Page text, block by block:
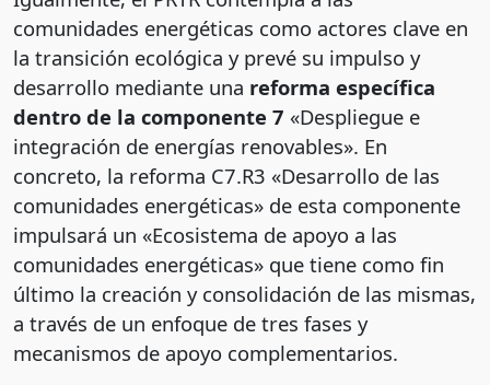
comunidades energéticas como actores clave en
la transición ecológica y prevé su impulso y
desarrollo mediante una reforma específica
dentro de la componente 7 «Despliegue e
integración de energías renovables». En
concreto, la reforma C7.R3 «Desarrollo de las
comunidades energéticas» de esta componente
impulsará un «Ecosistema de apoyo a las
comunidades energéticas» que tiene como fin
último la creación y consolidación de las mismas,
a través de un enfoque de tres fases y
mecanismos de apoyo complementarios.